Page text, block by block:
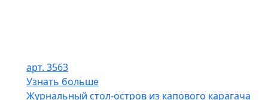
арт. 3563
Узнать больше
Журнальный стол-остров из капового карагача